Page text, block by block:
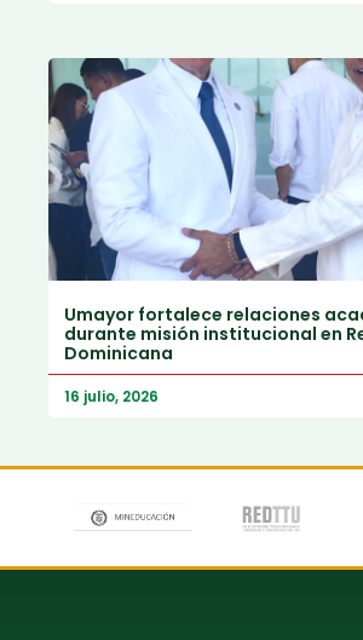
Umayor fortalece relaciones
durante misión institucional en
Dominicana
16 julio, 2026